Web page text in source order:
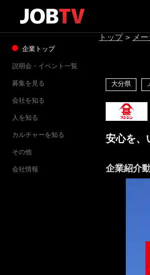
企業トップ
説明会・イベント一覧
募集を見る
会社を知る
人を知る
カルチャーを知る
その他
会社情報
トップ > メ
大分県
安心を、
企業紹介